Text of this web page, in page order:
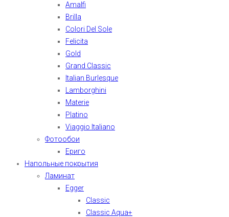
Amalfi
Brilla
Colori Del Sole
Felicita
Gold
Grand Classic
Italian Burlesque
Lamborghini
Materie
Platino
Viaggio Italiano
Фотообои
Ериго
Напольные покрытия
Ламинат
Egger
Classic
Classic Aqua+